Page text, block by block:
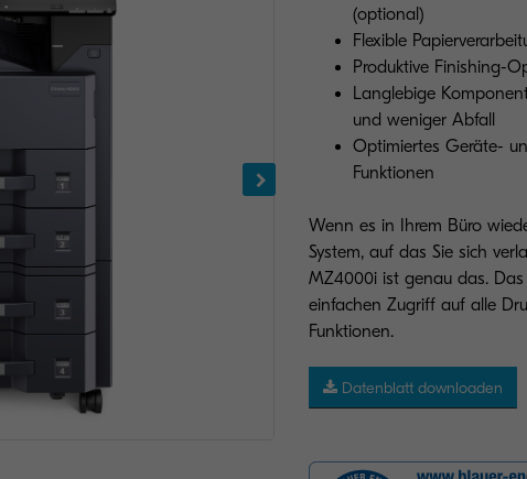
Abbildung mit Optionen
(optional)
Flexible
Produktive Finishing-
Langlebige
und weniger Abfall
Optimiertes Geräte-
Funktionen
Wenn es in Ihrem Büro
System, auf das Sie sich
MZ4000i ist genau das.
einfachen Zugriff auf alle
Funktionen.
Datenblatt downloaden